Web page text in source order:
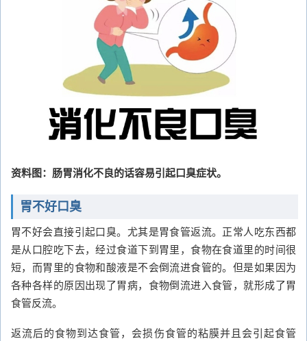
资料图：肠胃消化不良的话容易引起口臭症状。
胃不好口臭
胃不好会直接引起口臭。尤其是胃食管返流。正常人吃东西都
是从口腔吃下去，经过食道下到胃里，食物在食道里的时间很
短，而胃里的食物和酸液是不会倒流进食管的。但是如果因为
各种各样的原因出现了胃病，食物倒流进入食管，就形成了胃
食管反流。
返流后的食物到达食管，会损伤食管的粘膜并且会引起食管